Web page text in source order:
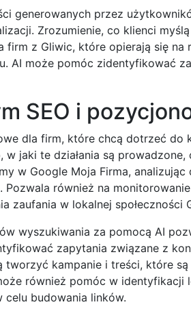
generowanych przez
Zrozumienie, co klienci
firm z Gliwic, które opierają się
AI może pomóc zidentyfikować
SEO i
dla firm, które chcą dotrzeć
w jaki te działania są
w Google Moja Firma,
również na
zaufania w lokalnej społeczności
wyszukiwania za pomocą AI
zapytania związane z
kampanie i treści, które
również pomóc w
celu budowania linków.